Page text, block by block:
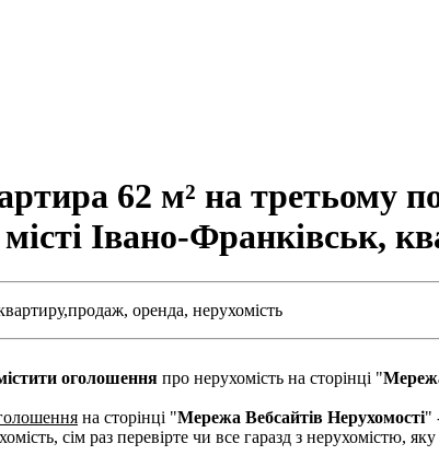
62 м² на третьому
Івано-Франківськ,
продаж, оренда, нерухомість
оголошення про нерухомість на сторінці "
на сторінці "Мережа Вебсайтів Нерухомості"
сім раз перевірте чи все гаразд з нерухомістю,